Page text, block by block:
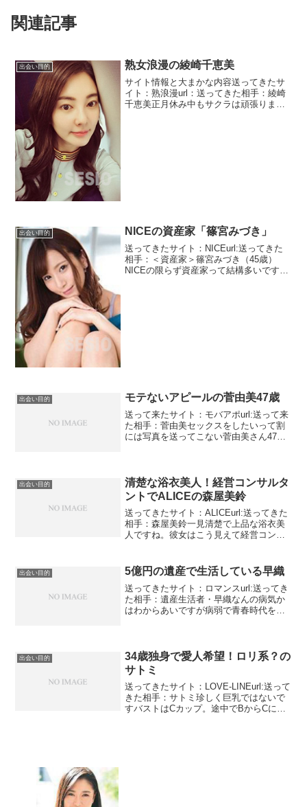
関連記事
出会い目的 熟女浪漫の綾崎千恵美
サイト情報と大まかな内容送ってきたサ
イト：熟浪漫url：送ってきた相手：綾崎
千恵美正月休み中もサクラは頑張ります
出会い目的 NICEの資産家「篠宮みづき」
送ってきたサイト：NICEurl:送ってきた
相手：＜資産家＞篠宮みづき（45歳）
NICEの限らず資産家って結構多いです。
出会い目的 モテないアピールの菅由美47歳
送って来たサイト：モバアポurl:送って来
た相手：菅由美セックスをしたいって割
には写真を送ってこない菅由美さん47歳
す。真面目な型...
出会い目的
清楚な浴衣美人！経営コンサルタ
ントでALICEの森屋美鈴
送ってきたサイト：ALICEurl:送ってきた
相手：森屋美鈴一見清楚で上品な浴衣美
人ですね。彼女はこう見えて経営コンサ
て堂々と公開するものな？？といつも疑
問に感じま...
出会い目的 5億円の遺産で生活している早織
送ってきたサイト：ロマンスurl:送ってき
た相手：遺産生活者・早織なんの病気か
はわからあいですが病弱で青春時代を過
そうです。両親は他...
出会い目的
34歳独身で愛人希望！ロリ系？の
サトミ
送ってきたサイト：LOVE-LINEurl:送って
きた相手：サトミ珍しく巨乳ではないで
すバストはCカップ。途中でBからCにな